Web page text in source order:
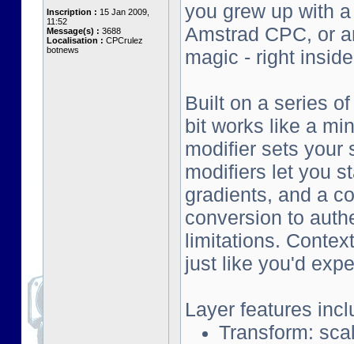
Inscription : 15 Jan 2009,
11:52
Message(s) : 3688
Localisation : CPCrulez
botnews
you grew up with
Amstrad CPC, or
magic - right
Built on a series
bit works like a
modifier sets your
modifiers let you
gradients, and a
conversion to
limitations.
just like you'd
Layer features
Transform: